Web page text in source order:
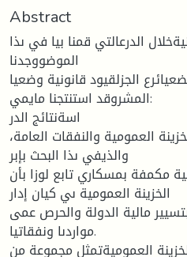
Abstract
الدرعالتي قمنا بيا في ىذا
الموضووجدنا
الجزلقيود قانونية وضعيا
المشروقد استنتجنا مايمي:
اسةنتائج الدر
العمومية والنفقات العامة،
والذيفي ىذا البحث بإبر
مكمفة بمسكاري تابع لوزا بأن
الخزينة العمومية ىي كيان إدار
مالية الدولة والحرص عمى
مواردىا ونفقاتيا.
العموميةتمثل مجموعة من